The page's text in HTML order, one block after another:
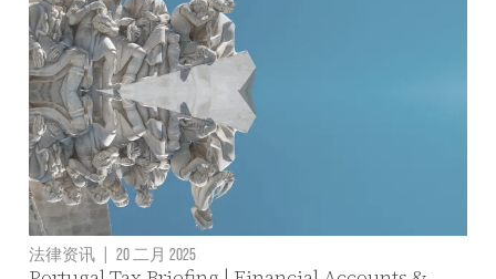
法律资讯 20 二月 2025